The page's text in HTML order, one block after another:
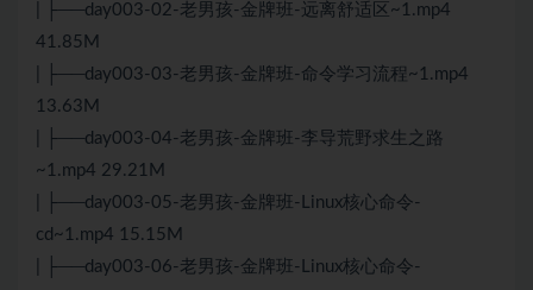
| ├──day003-02-老男孩-金牌班-远离舒适区~1.mp4
41.85M
| ├──day003-03-老男孩-金牌班-命令学习流程~1.mp4
13.63M
| ├──day003-04-老男孩-金牌班-李导荒野求生之路
~1.mp4 29.21M
| ├──day003-05-老男孩-金牌班-Linux核心命令-
cd~1.mp4 15.15M
| ├──day003-06-老男孩-金牌班-Linux核心命令-